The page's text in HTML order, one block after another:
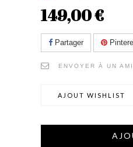
149,00 €
Partager
ENVOYER À UN AMI
AJOUT WISHLIST